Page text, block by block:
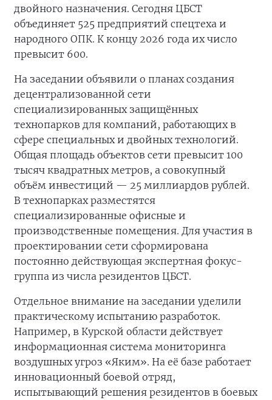
двойного назначения. Сегодня ЦБСТ
объединяет 525 предприятий спецтеха и
народного ОПК. К концу 2026 года их число
превысит 600.
На заседании объявили о планах создания
децентрализованной сети
специализированных защищённых
технопарков для компаний, работающих в
сфере специальных и двойных технологий.
Общая площадь объектов сети превысит 100
тысяч квадратных метров, а совокупный
объём инвестиций — 25 миллиардов рублей.
В технопарках разместятся
специализированные офисные и
производственные помещения. Для участия в
проектировании сети сформирована
постоянно действующая экспертная фокус-
группа из числа резидентов ЦБСТ.
Отдельное внимание на заседании уделили
практическому испытанию разработок.
Например, в Курской области действует
информационная система мониторинга
воздушных угроз «Яким». На её базе работает
инновационный боевой отряд,
испытывающий решения резидентов в боевых